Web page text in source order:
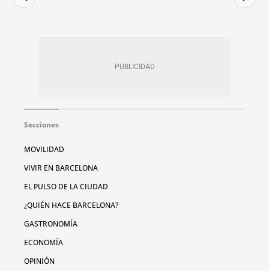
Secciones
MOVILIDAD
VIVIR EN BARCELONA
EL PULSO DE LA CIUDAD
¿QUIÉN HACE BARCELONA?
GASTRONOMÍA
ECONOMÍA
OPINIÓN